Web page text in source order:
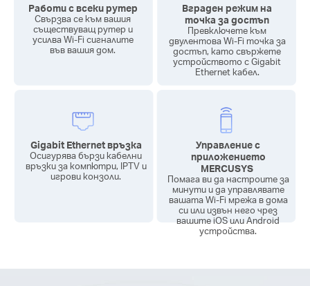
Работи с всеки рутер
Свързва се към вашия
съществуващ рутер и
усилва Wi-Fi сигналите
във вашия дом.
Вграден режим на
точка за достъп
Превключете към
двулентова Wi-Fi точка за
достъп, като свържете
устройството с Gigabit
Ethernet кабел.
Gigabit Ethernet връзка
Осигурява бързи кабелни
връзки за компютри, IPTV и
игрови конзоли.
Управление с
приложението
MERCUSYS
Помага ви да настроите за
минути и да управлявате
вашата Wi-Fi мрежа в дома
си или извън него чрез
вашите iOS или Android
устройства.